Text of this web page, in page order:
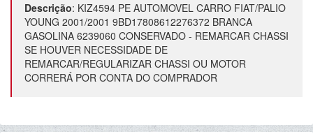
Descrição: KIZ4594 PE AUTOMOVEL CARRO FIAT/PALIO
YOUNG 2001/2001 9BD17808612276372 BRANCA
GASOLINA 6239060 CONSERVADO - REMARCAR CHASSI
SE HOUVER NECESSIDADE DE
REMARCAR/REGULARIZAR CHASSI OU MOTOR
CORRERÁ POR CONTA DO COMPRADOR